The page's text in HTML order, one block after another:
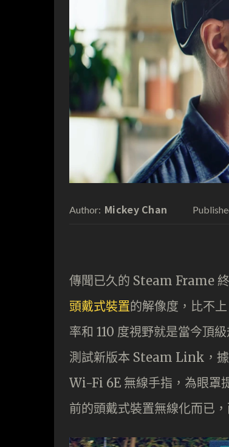
Author: Mickey Chan
傳聞已久的 Steam Frame
頭戴式裝置的解像度，比不
率和 110 度視野就是當今頂
測試新版本 Steam Link，
Wi-Fi 6E 無線手指，為眼罩
前的頭戴式裝置無線化而已